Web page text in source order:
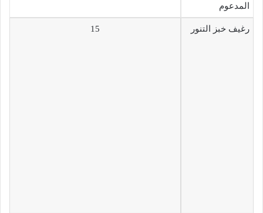
المدعوم
رغيف خبز التنور 15